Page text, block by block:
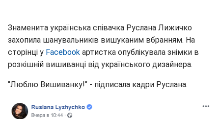
Знаменита українська співачка Руслана Лижичко
захопила шанувальників вишуканим вбранням. На
сторінці у Facebook артистка опублікувала знімки в
розкішній вишиванці від українського дизайнера.
"Люблю Вишиванку!" - підписала кадри Руслана.